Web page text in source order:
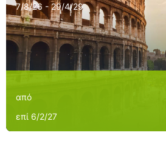
7/8/26 - 29/4/29
από
επί 6/2/27